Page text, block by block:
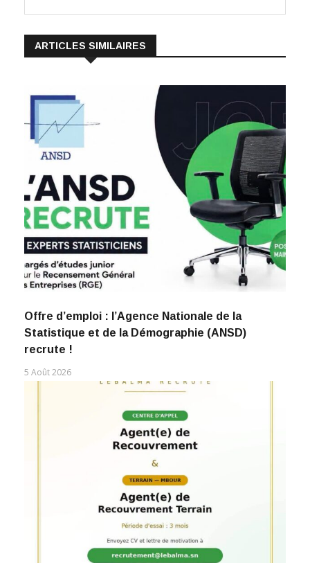
ARTICLES SIMILAIRES
Offre d’emploi : l’Agence Nationale de la
Statistique et de la Démographie (ANSD)
recrute !
5 Août 2026